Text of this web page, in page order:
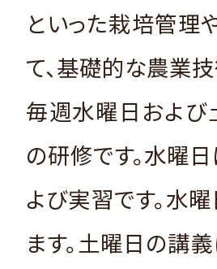
といった栽培管理
て、基礎的な農業技
毎週水曜日および
の研修です。水曜
よび実習です。水
ます。土曜日の講